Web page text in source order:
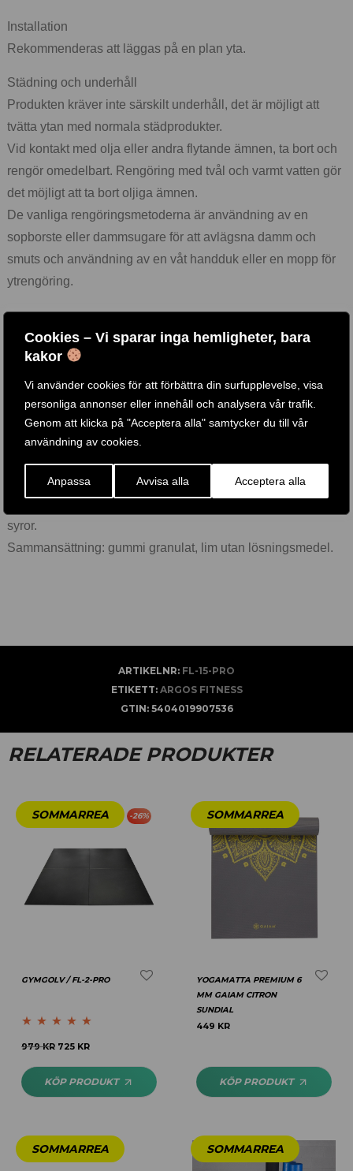
Cookies – Vi sparar inga hemligheter, bara
kakor
Vi använder cookies för att förbättra din surfupplevelse, visa
personliga annonser eller innehåll och analysera vår trafik.
Genom att klicka på "Acceptera alla" samtycker du till vår
användning av cookies.
Anpassa Avvisa alla Acceptera alla
Installation
Rekommenderas att läggas på en plan yta.
Städning och underhåll
Produkten kräver inte särskilt underhåll, det är möjligt att
tvätta ytan med normala städprodukter.
Vid kontakt med olja eller andra flytande ämnen, ta bort och
rengör omedelbart. Rengöring med tvål och varmt vatten gör
det möjligt att ta bort oljiga ämnen.
De vanliga rengöringsmetoderna är användning av en
sopborste eller dammsugare för att avlägsna damm och
smuts och användning av en våt handduk eller en mopp för
ytrengöring.
Utseende: Platt platta, gjord med fint gummikorn, porös yta.
enligt normen UNI 11021: 2002.
Motstånd mot kyla: -50 ° C. Produkten är stabil under
normala miljöförhållanden.
normala miljöförhållanden.
syror.
Sammansättning: gummi granulat, lim utan lösningsmedel.
ARTIKELNR: FL-15-PRO
ETIKETT: ARGOS FITNESS
GTIN: 5404019907536
RELATERADE PRODUKTER
-26%
GYMGOLV / FL-2-PRO
Betygsatt4.89
979KR 725 KR
KÖP PRODUKT
YOGAMATTA PREMIUM 6
MM GAIAM CITRON
SUNDIAL
449 KR
KÖP PRODUKT